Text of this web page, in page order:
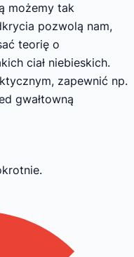
możemy tak
pozwolą nam,
teorię o
ciał niebieskich.
zapewnić np.
gwałtowną